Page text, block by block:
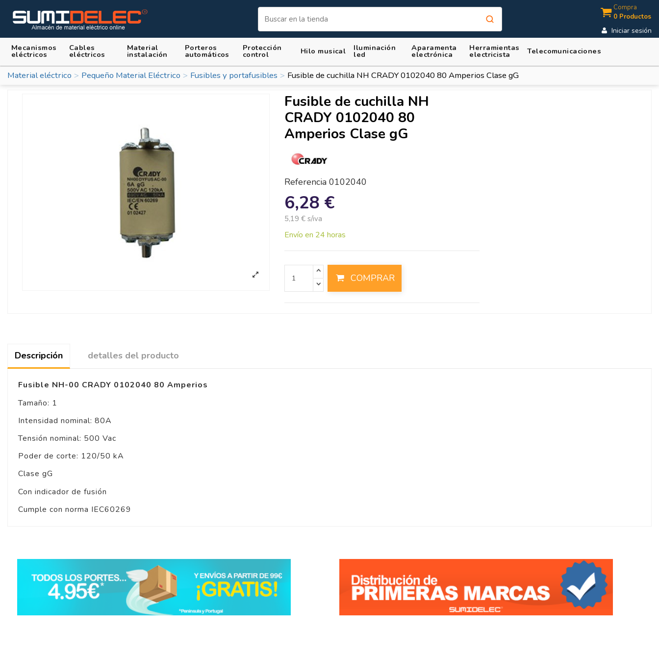
Compra
0 Productos
Iniciar sesión
Mecanismos
eléctricos
Cables
eléctricos
Material
instalación
Porteros
automáticos
Protección
control Hilo musical Iluminación
led
Aparamenta
electrónica
Herramientas
electricista Telecomunicaciones
Material eléctrico Pequeño Material Eléctrico Fusibles y portafusibles Fusible de cuchilla NH CRADY 0102040 80 Amperios Clase gG
Fusible de cuchilla NH
CRADY 0102040 80
Amperios Clase gG
Referencia 0102040
6,28 €
5,19 € s/iva
Envío en 24 horas
COMPRAR
Descripción detalles del producto
Fusible NH-00 CRADY 0102040 80 Amperios
Tamaño: 1
Intensidad nominal: 80A
Tensión nominal: 500 Vac
Poder de corte: 120/50 kA
Clase gG
Con indicador de fusión
Cumple con norma IEC60269